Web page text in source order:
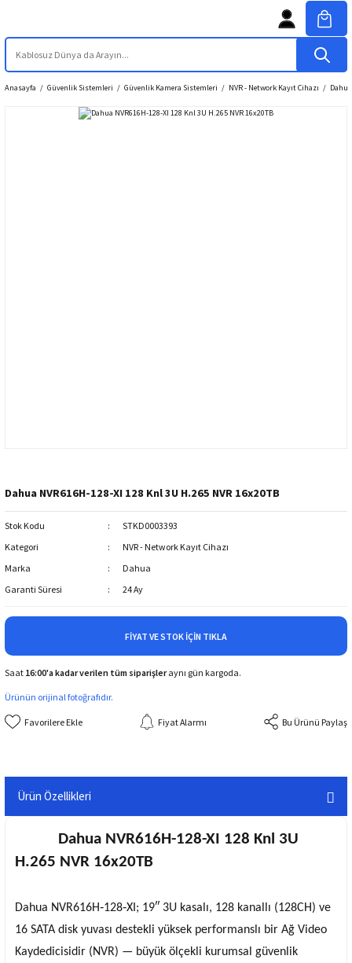
Anasayfa Güvenlik Sistemleri Güvenlik Kamera Sistemleri NVR - Network Kayıt Cihazı
Dahua NVR616H-128-XI 128 Knl 3U H.265 NVR 16x20TB
Stok Kodu
STKD0003393
Kategori
NVR - Network Kayıt Cihazı
Marka
Dahua
Garanti Süresi
24 Ay
FIYAT VE STOK İÇIN TIKLA
Saat 16:00'a kadar verilen tüm siparişleraynı gün kargoda.
Ürünün orijinal fotoğrafıdır.
Fiyat Alarmı Bu Ürünü Paylaş
Ürün Özellikleri
Dahua NVR616H-128-XI 128 Knl 3U
H.265 NVR 16x20TB
Dahua NVR616H‑128‑XI ; 19″ 3U kasalı, 128 kanallı (128CH) ve
16 SATA disk yuvası destekli yüksek performanslı bir Ağ Video
Kaydedicisidir (NVR) — büyük ölçekli kurumsal güvenlik